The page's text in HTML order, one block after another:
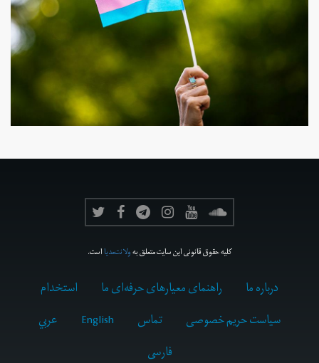
کلیه حقوق قانونی این سایت متعلق بهولانت‌مدیااست.
درباره ما راهنمای معیارهای حرفه‌ای ما
استخدام
سیاست حریم خصوصی
تماس English
عربي
فارسى